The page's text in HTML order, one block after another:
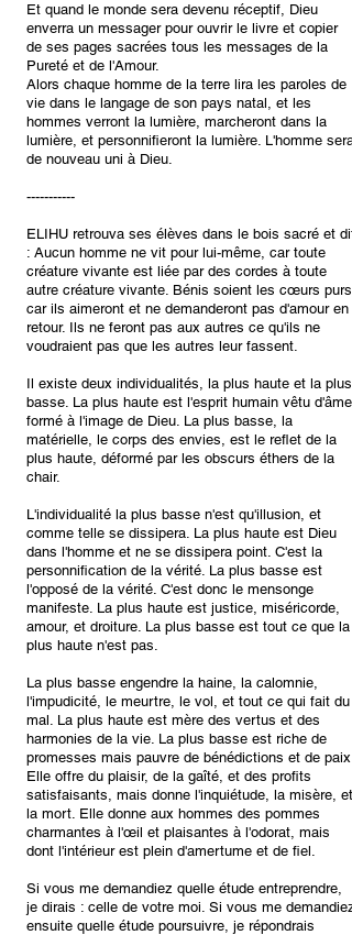
Et quand le monde sera devenu réceptif, Dieu
enverra un messager pour ouvrir le livre et copier
de ses pages sacrées tous les messages de la
Pureté et de l'Amour.
Alors chaque homme de la terre lira les paroles de
vie dans le langage de son pays natal, et les
hommes verront la lumière, marcheront dans la
lumière, et personnifieront la lumière. L'homme sera
de nouveau uni à Dieu.
-----------
ELIHU retrouva ses élèves dans le bois sacré et dit
: Aucun homme ne vit pour lui-même, car toute
créature vivante est liée par des cordes à toute
autre créature vivante. Bénis soient les cœurs purs,
car ils aimeront et ne demanderont pas d'amour en
retour. Ils ne feront pas aux autres ce qu'ils ne
voudraient pas que les autres leur fassent.
Il existe deux individualités, la plus haute et la plus
basse. La plus haute est l'esprit humain vêtu d'âme,
formé à l'image de Dieu. La plus basse, la
matérielle, le corps des envies, est le reflet de la
plus haute, déformé par les obscurs éthers de la
chair.
L'individualité la plus basse n'est qu'illusion, et
comme telle se dissipera. La plus haute est Dieu
dans l'homme et ne se dissipera point. C'est la
personnification de la vérité. La plus basse est
l'opposé de la vérité. C'est donc le mensonge
manifeste. La plus haute est justice, miséricorde,
amour, et droiture. La plus basse est tout ce que la
plus haute n'est pas.
La plus basse engendre la haine, la calomnie,
l'impudicité, le meurtre, le vol, et tout ce qui fait du
mal. La plus haute est mère des vertus et des
harmonies de la vie. La plus basse est riche de
promesses mais pauvre de bénédictions et de paix.
Elle offre du plaisir, de la gaîté, et des profits
satisfaisants, mais donne l'inquiétude, la misère, et
la mort. Elle donne aux hommes des pommes
charmantes à l'œil et plaisantes à l'odorat, mais
dont l'intérieur est plein d'amertume et de fiel.
Si vous me demandiez quelle étude entreprendre,
je dirais : celle de votre moi. Si vous me demandiez
ensuite quelle étude poursuivre, je répondrais